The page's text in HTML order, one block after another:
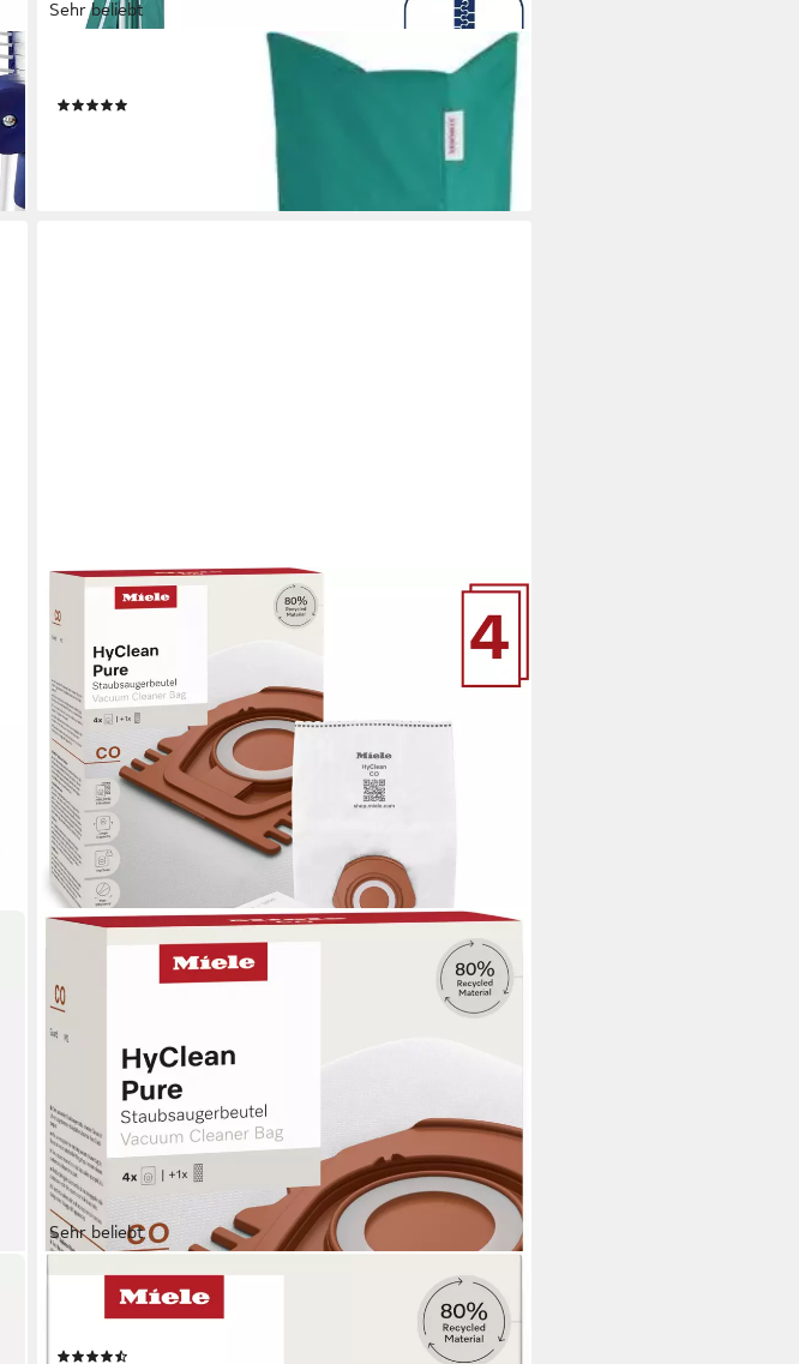
Sehr beliebt
lieferbar - in 5-6 Werktagen bei dir
Sehr beliebt
Staubsaugerbeutel HyClean Pure CO, passend für Miele, 5
St., Miele Original Zubehör, mit bester Filtrationsleistung